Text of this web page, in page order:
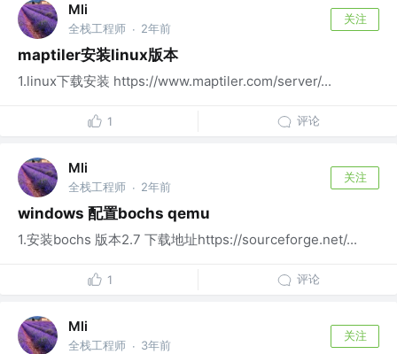
Mli
全栈工程师 · 2年前
关注
maptiler安装linux版本
1.linux下载安装 https://www.maptiler.com/server/...
1 评论
Mli
全栈工程师 · 2年前
关注
windows 配置bochs qemu
1.安装bochs 版本2.7 下载地址https://sourceforge.net/...
1 评论
Mli
全栈工程师 · 3年前
关注